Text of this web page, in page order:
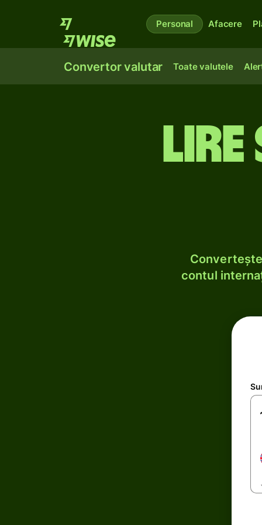
Personal Afacere
Convertor valutar Toate valutele
contul